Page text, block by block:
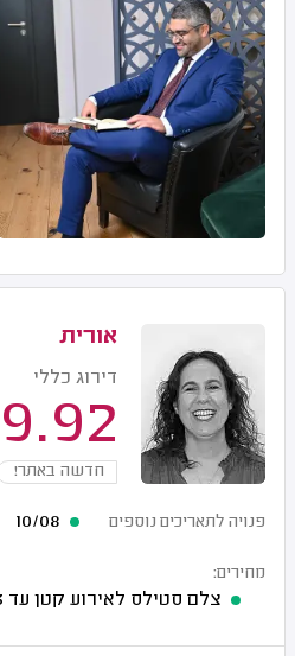
אורית
דירוג כללי
9.92
חדשה באתר!
פנויה לתאריכים נוספים
מחירים:
צלם סטילס לאירוע קטן עד 3 שעות כולל עריכה וללא אלבום